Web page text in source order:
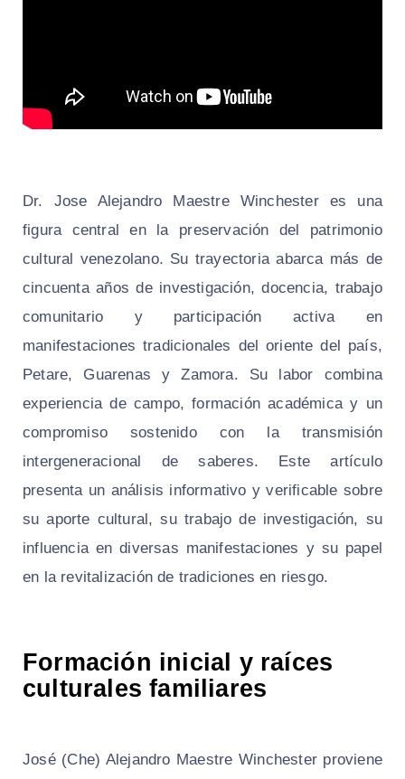
Dr. Jose Alejandro Maestre Winchester es una
figura central en la preservación del patrimonio
cultural venezolano. Su trayectoria abarca más de
cincuenta años de investigación, docencia, trabajo
comunitario y participación activa en
manifestaciones tradicionales del oriente del país,
Petare, Guarenas y Zamora. Su labor combina
experiencia de campo, formación académica y un
compromiso sostenido con la transmisión
intergeneracional de saberes. Este artículo
presenta un análisis informativo y verificable sobre
su aporte cultural, su trabajo de investigación, su
influencia en diversas manifestaciones y su papel
en la revitalización de tradiciones en riesgo.
Formación inicial y raíces
culturales familiares
José (Che) Alejandro Maestre Winchester proviene